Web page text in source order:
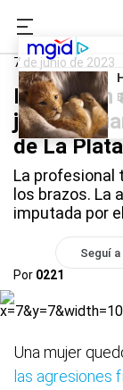
0221.com.ar
7 de junio de 2023
Imputaron
jefa de
de La Plata
La profesional
los brazos. La
imputada por
Seguí a
Por 0221
Una mujer
las agresiones